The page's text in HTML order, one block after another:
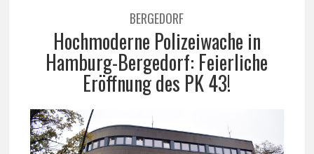
BERGEDORF
Hochmoderne Polizeiwache in
Hamburg-Bergedorf: Feierliche
Eröffnung des PK 43!